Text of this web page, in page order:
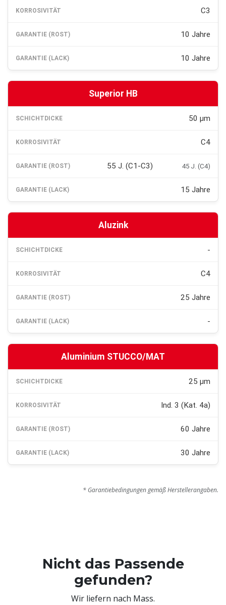
C3
10 Jahre
10 Jahre
Superior HB
50 µm
C4
55 J. (C1-C3) 45 J. (C4)
15 Jahre
Aluzink
-
C4
25 Jahre
-
Aluminium STUCCO/MAT
25 µm
Ind. 3 (Kat. 4a)
60 Jahre
30 Jahre
* Garantiebedingungen gemäß Herstellerangaben.
Nicht das Passende
gefunden?
Wir liefern nach Mass.